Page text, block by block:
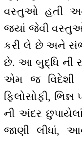
વસ્તુઓ હતી
જ્યાં જેવી
કરી લે છે અને
છે. આ બુદ્ધિ ની
એમ જ વિદેશી
ફિલોસોફી,
ની અંદર
જાણી લીધાં,